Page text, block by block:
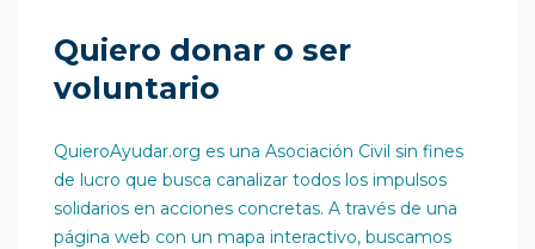
Quiero donar o ser
voluntario
QuieroAyudar.org es una Asociación Civil sin fines
de lucro que busca canalizar todos los impulsos
solidarios en acciones concretas. A través de una
página web con un mapa interactivo, buscamos